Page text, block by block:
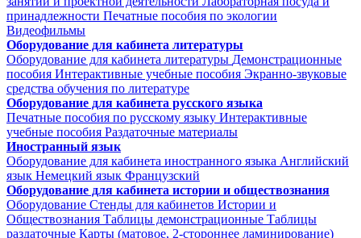
принадлежности Печатные пособия по экологии
Видеофильмы
Оборудование для кабинета литературы
Оборудование для кабинета литературы Демонстрационные
пособия Интерактивные учебные пособия Экранно-звуковые
средства обучения по литературе
Оборудование для кабинета русского языка
Печатные пособия по русскому языку Интерактивные
учебные пособия Раздаточные материалы
Иностранный язык
Оборудование для кабинета иностранного языка Английский
язык Немецкий язык Французский
Оборудование для кабинета истории и обществознания
Оборудование Стенды для кабинетов Истории и
Обществознания Таблицы демонстрационные Таблицы
раздаточные Карты (матовое, 2-стороннее ламинирование)